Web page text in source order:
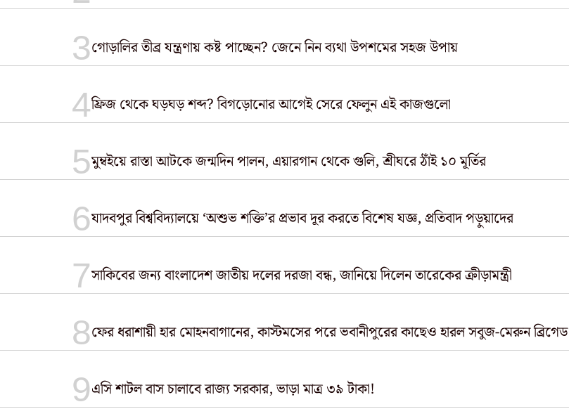
গোড়ালির তীব্র যন্ত্রণায় কষ্ট পাচ্ছেন? জেনে নিন ব্যথা উপশমের সহজ উপায়
ফ্রিজ থেকে ঘড়ঘড় শব্দ? বিগড়োনোর আগেই সেরে ফেলুন এই কাজগুলো
মুম্বইয়ে রাস্তা আটকে জন্মদিন পালন, এয়ারগান থেকে গুলি, শ্রীঘরে ঠাঁই ১০ মূর্তির
যাদবপুর বিশ্ববিদ্যালয়ে ‘অশুভ শক্তি’র প্রভাব দূর করতে বিশেষ যজ্ঞ, প্রতিবাদ পড়ুয়াদের
সাকিবের জন্য বাংলাদেশ জাতীয় দলের দরজা বন্ধ, জানিয়ে দিলেন তারেকের ক্রীড়ামন্ত্রী
ফের ধরাশায়ী হার মোহনবাগানের, কাস্টমসের পরে ভবানীপুরের কাছেও হারল সবুজ-মেরুন ব্রিগেড
এসি শাটল বাস চালাবে রাজ্য সরকার, ভাড়া মাত্র ৩৯ টাকা!